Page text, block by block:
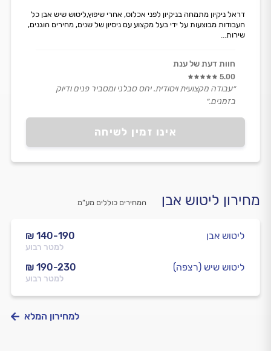
אינו זמין לשיחה
דראל ניקיון מתמחה בניקיון לפני אכלוס, אחרי שיפוץ,ליטוש שיש אבן כל
העבודות מבוצעות על ידי בעל מקצוע עם ניסיון של שנים, מחירים הוגנים,
שירות...
חוות דעת של ענת
5.00
״עבודה מקצועית ויסודית. יחס סבלני ומסביר פנים ודיוק
בזמנים.״
מחירון ליטוש אבן המחירים כוללים מע”מ
₪ 140-190
למטר רבוע
ליטוש אבן
₪ 190-230
למטר רבוע
ליטוש שיש (רצפה)
למחירון המלא